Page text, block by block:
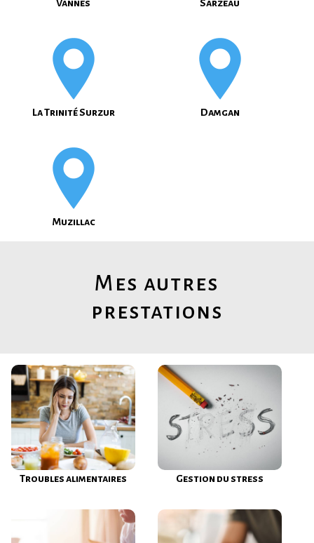
Vannes Sarzeau
La Trinité Surzur Damgan
Muzillac
Mes autres
prestations
Troubles alimentaires Gestion du stress